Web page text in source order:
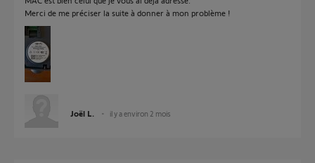
Merci de me préciser la suite à donner à mon problème !
Joël L. il y a environ 2 mois